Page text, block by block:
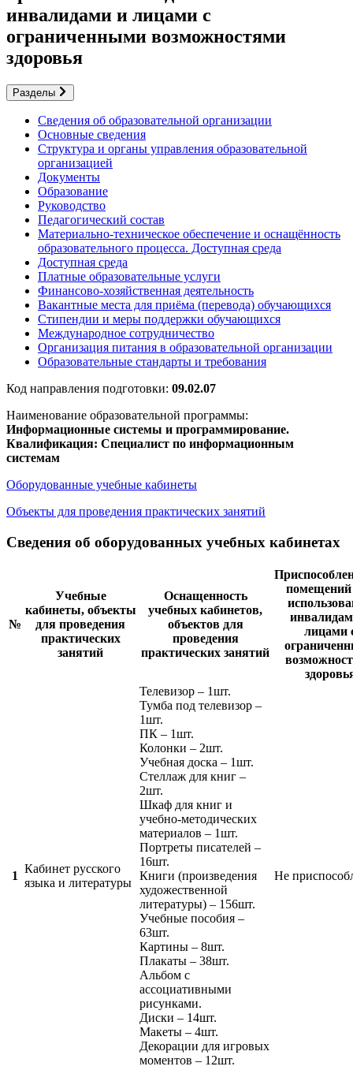
инвалидами и лицами с
ограниченными возможностями
здоровья
Разделы
Сведения об образовательной организации
Основные сведения
Структура и органы управления образовательной
организацией
Документы
Образование
Руководство
Педагогический состав
Материально-техническое обеспечение и оснащённость
образовательного процесса. Доступная среда
Доступная среда
Платные образовательные услуги
Финансово-хозяйственная деятельность
Вакантные места для приёма (перевода) обучающихся
Стипендии и меры поддержки обучающихся
Международное сотрудничество
Организация питания в образовательной организации
Образовательные стандарты и требования
Код направления подготовки: 09.02.07
Наименование образовательной программы:
Информационные системы и программирование.
Квалификация: Специалист по информационным
системам
Оборудованные учебные кабинеты
Объекты для проведения практических занятий
Сведения об оборудованных учебных кабинетах
№
Учебные
кабинеты, объекты
для проведения
практических
занятий
Оснащенность
учебных кабинетов,
объектов для
проведения
практических занятий
помещений
лицами
1
Кабинет русского
языка и литературы
Телевизор – 1шт.
Тумба под телевизор –
1шт.
ПК – 1шт.
Колонки – 2шт.
Учебная доска – 1шт.
Стеллаж для книг –
2шт.
Шкаф для книг и
учебно-методических
материалов – 1шт.
Портреты писателей –
16шт.
Книги (произведения
художественной
литературы) – 156шт.
Учебные пособия –
63шт.
Картины – 8шт.
Плакаты – 38шт.
Альбом с
ассоциативными
рисунками.
Диски – 14шт.
Макеты – 4шт.
Декорации для игровых
моментов – 12шт.
Не